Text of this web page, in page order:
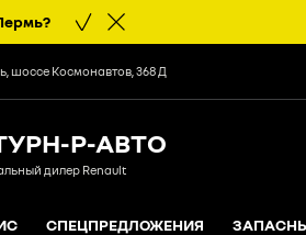
?
Р-АВТО
дилер Renault
СПЕЦПРЕДЛОЖЕНИЯ
шоссе Космонавтов, 368 Д